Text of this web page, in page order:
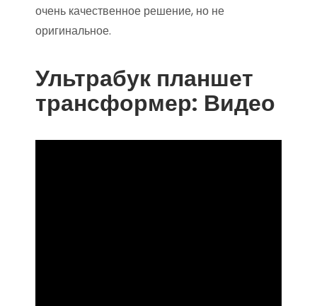
очень качественное решение, но не
оригинальное.
Ультрабук планшет
трансформер: Видео